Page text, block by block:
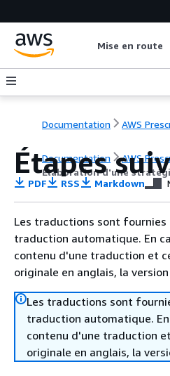
Mise en route
Documentation AWS
Documentation
AWS
Élaboration d'une
Étapes
PDF RSS Markdown
Les traductions sont fournies
traduction automatique. En
contenu d'une traduction et
originale en anglais, la
Les traductions sont
traduction automatique.
contenu d'une traduction
originale en anglais, la